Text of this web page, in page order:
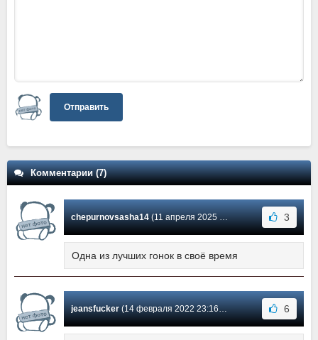
Отправить
Комментарии (7)
chepurnovsasha14(11 апреля 2025 01:53) Сообщение #7 3
Одна из лучших гонок в своё время
jeansfucker(14 февраля 2022 23:16) Сообщение #6 6